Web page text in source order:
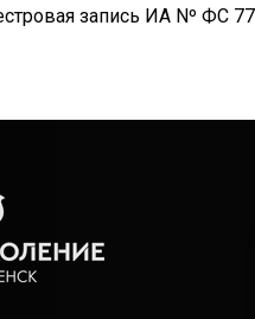
запись ИА Nº ФС